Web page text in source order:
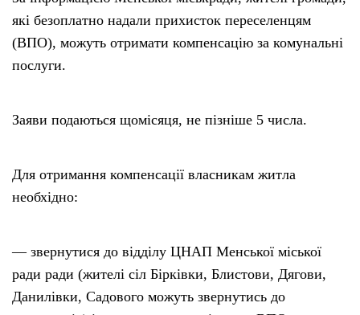
які безоплатно надали прихисток переселенцям
(ВПО), можуть отримати компенсацію за комунальні
послуги.
Заяви подаються щомісяця, не пізніше 5 числа.
Для отримання компенсації власникам житла
необхідно:
— звернутися до відділу ЦНАП Менської міської
ради ради (жителі сіл Бірківки, Блистови, Дягови,
Данилівки, Садового можуть звернутись до